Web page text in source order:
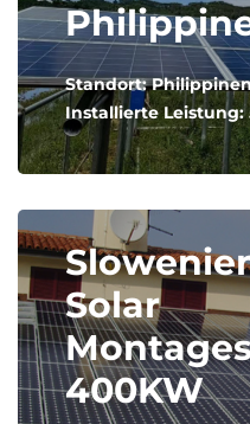
Standort:
Installierte Leistung:
Solar
400KW